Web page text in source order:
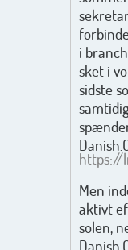
i
sket i
sidste
https://
Men
aktivt
solen,